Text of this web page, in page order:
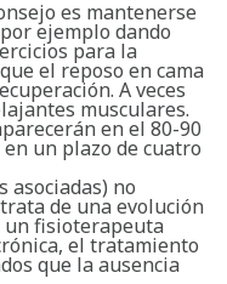
es mantenerse
ejemplo dando
para la
el reposo en cama
A veces
musculares.
en el 80-90
un plazo de cuatro
asociadas) no
de una evolución
un fisioterapeuta
el tratamiento
que la ausencia